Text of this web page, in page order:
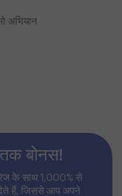
अभियान
बोनस!
के साथ 1,000% से
हैं, जिससे आप अपने